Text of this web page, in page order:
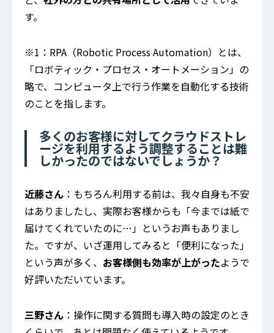
す。
※1：RPA（Robotic Process Automation）とは、
「ロボティック・プロセス・オートメーション」の
略で、コンピュータ上で行う作業を自動化する技術
のことを指します。
多くのお客様に対してクラウドストレ
ージを利用するよう調整することは難
しかったのではないでしょうか？
近藤さん ：もちろん利用する前は、我々自身も不安
はありましたし、実際お客様からも「今までは紙で
届けてくれていたのに…」というお声もありまし
た。ですが、いざ運用してみると「便利になった」
という声が多く、 お客様側も効率が上がったようで
好評いただいています。
三野さん ：操作に関する質問も導入時の設定のとき